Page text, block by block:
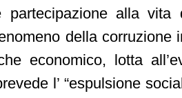
partecipazione alla vita
della corruzione
economico, lotta
l’ “espulsione